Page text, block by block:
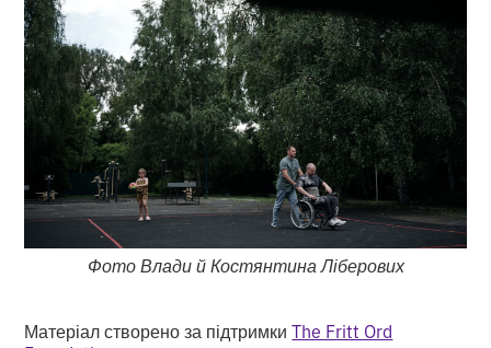
Фото Влади й Костянтина Ліберових
Матеріал створено за підтримкиThe Fritt Ord